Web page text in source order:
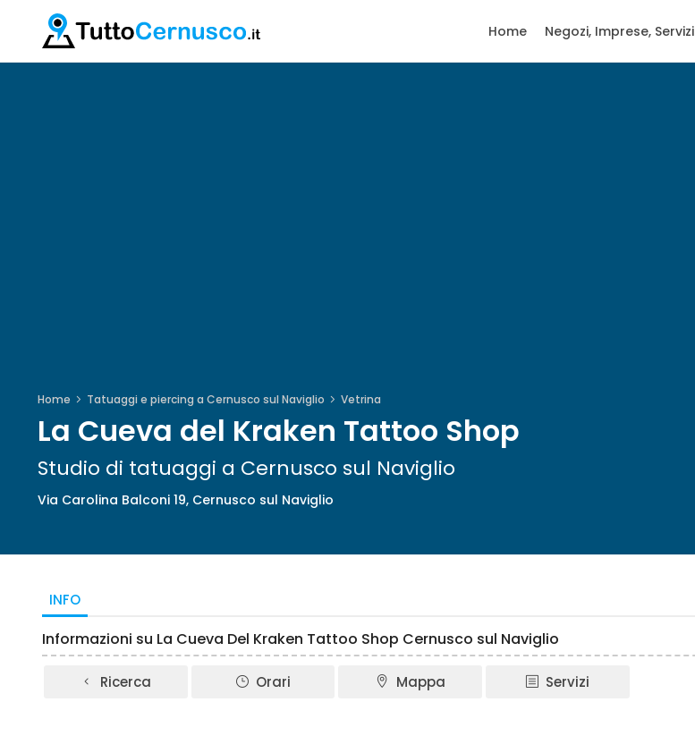
Home Negozi, Imprese, Servizi
Home Tatuaggi e piercing a Cernusco sul Naviglio Vetrina
La Cueva del Kraken Tattoo Shop
Studio di tatuaggi a Cernusco sul Naviglio
Via Carolina Balconi 19, Cernusco sul Naviglio
INFO
Informazioni su La Cueva Del Kraken Tattoo Shop Cernusco sul Naviglio
Ricerca Orari Mappa Servizi